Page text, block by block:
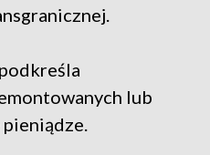
lub